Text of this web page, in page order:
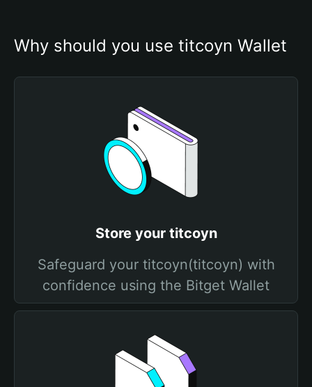
Why should you use titcoyn Wallet
Store your titcoyn
Safeguard your titcoyn(titcoyn) with
confidence using the Bitget Wallet